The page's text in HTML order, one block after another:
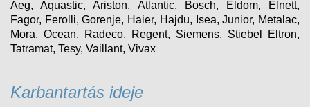
Aeg, Aquastic, Ariston, Atlantic, Bosch, Eldom, Elnett,
Fagor, Ferolli, Gorenje, Haier, Hajdu, Isea, Junior, Metalac,
Mora, Ocean, Radeco, Regent, Siemens, Stiebel Eltron,
Tatramat, Tesy, Vaillant, Vivax
Karbantartás ideje